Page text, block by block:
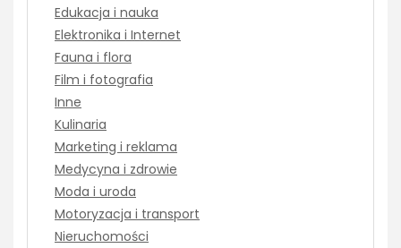
Edukacja i nauka
Elektronika i Internet
Fauna i flora
Film i fotografia
Inne
Kulinaria
Marketing i reklama
Medycyna i zdrowie
Moda i uroda
Motoryzacja i transport
Nieruchomości